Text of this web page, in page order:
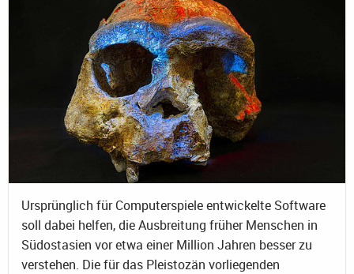
Ursprünglich für Computerspiele entwickelte Software
soll dabei helfen, die Ausbreitung früher Menschen in
Südostasien vor etwa einer Million Jahren besser zu
verstehen. Die für das Pleistozän vorliegenden